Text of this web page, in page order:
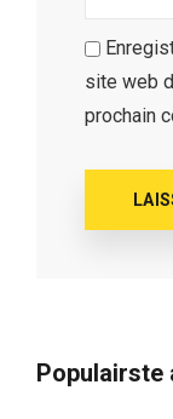
site web
prochain
Populairste